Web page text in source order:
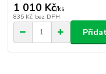
1 010 Kč/ks
835 Kč bez DPH